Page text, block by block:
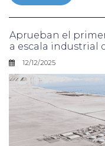
Aprueban el
a escala industrial
12/12/2025